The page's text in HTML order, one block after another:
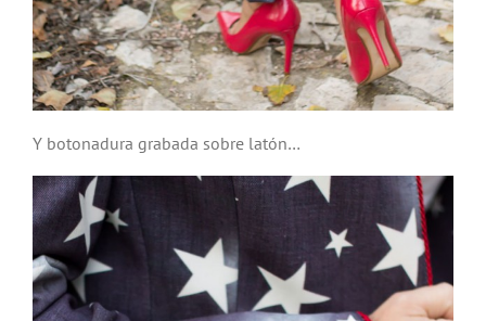
Y botonadura grabada sobre latón…